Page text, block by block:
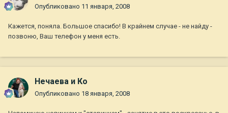
Опубликовано 11 января, 2008
Кажется, поняла. Большое спасибо! В крайнем случае - не найду -
позвоню, Ваш телефон у меня есть.
Нечаева и Ко
Опубликовано 18 января, 2008